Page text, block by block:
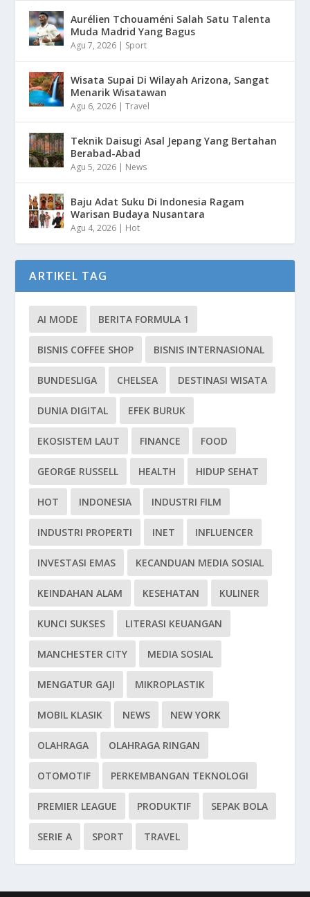
Aurélien Tchouaméni Salah Satu Talenta
Muda Madrid Yang Bagus
Agu 7, 2026 | Sport
Wisata Supai Di Wilayah Arizona, Sangat
Menarik Wisatawan
Agu 6, 2026 |Travel
Teknik Daisugi Asal Jepang Yang Bertahan
Berabad-Abad
Agu 5, 2026 | News
Baju Adat Suku Di Indonesia Ragam
Warisan Budaya Nusantara
Agu 4, 2026 | Hot
ARTIKEL TAG
AI MODE BERITA FORMULA 1
BISNIS COFFEE SHOP BISNIS INTERNASIONAL
BUNDESLIGA CHELSEA DESTINASI WISATA
DUNIA DIGITAL EFEK BURUK
EKOSISTEM LAUT FINANCE FOOD
GEORGE RUSSELL HEALTH HIDUP SEHAT
HOT INDONESIA INDUSTRI FILM
INDUSTRI PROPERTI INET INFLUENCER
INVESTASI EMAS KECANDUAN MEDIA SOSIAL
KEINDAHAN ALAM KESEHATAN KULINER
KUNCI SUKSES LITERASI KEUANGAN
MANCHESTER CITY MEDIA SOSIAL
MENGATUR GAJI MIKROPLASTIK
MOBIL KLASIK NEWS NEW YORK
OLAHRAGA OLAHRAGA RINGAN
OTOMOTIF PERKEMBANGAN TEKNOLOGI
PREMIER LEAGUE PRODUKTIF SEPAK BOLA
SERIE A SPORT TRAVEL